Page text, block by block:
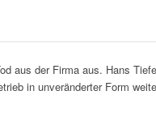
aus der Firma aus. Hans
in unveränderter Form